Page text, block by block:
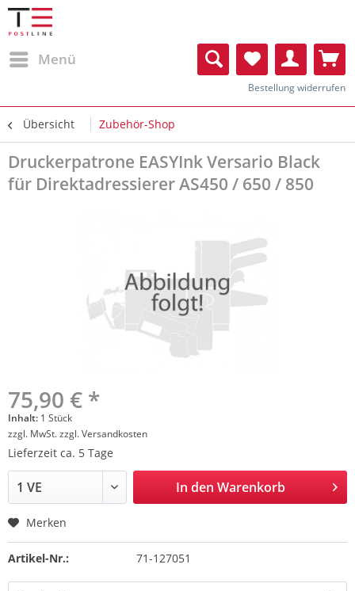
Menü
Bestellung widerrufen
Übersicht Zubehör-Shop
Druckerpatrone EASYInk Versario Black
für Direktadressierer AS450 / 650 / 850
75,90 € *
Inhalt: 1 Stück
zzgl. MwSt.zzgl. Versandkosten
Lieferzeit ca. 5 Tage
In den Warenkorb
Merken
Artikel-Nr.: 71-127051